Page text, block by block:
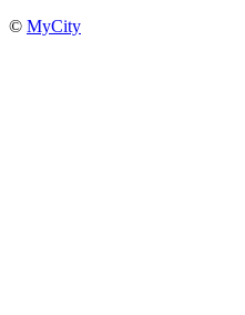
© MyCity